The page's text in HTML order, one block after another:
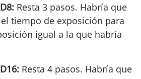
Resta 3 pasos. Habría que
tiempo de exposición para
igual a la que habría
Resta 4 pasos. Habría que